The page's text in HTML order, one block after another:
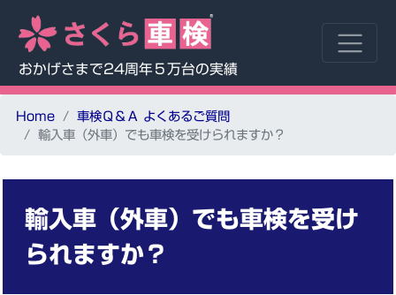
おかげさまで24周年５万台の実績
Home
車検Ｑ＆Ａ よくあるご質問
輸入車（外車）でも車検を受けられますか？
輸入車（外車）でも車検を受け
られますか？